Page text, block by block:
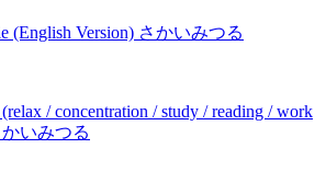
(English Version) さかいみつる
/ concentration / study / reading / work
かいみつる